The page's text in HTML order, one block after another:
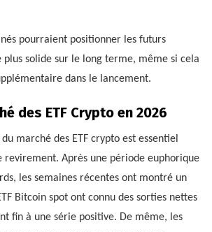
pourraient positionner les futurs
solide sur le long terme, même si cela
dans le lancement.
des ETF Crypto en 2026
marché des ETF crypto est essentiel
revirement. Après une période euphorique
les semaines récentes ont montré un
Bitcoin spot ont connu des sorties nettes
fin à une série positive. De même, les